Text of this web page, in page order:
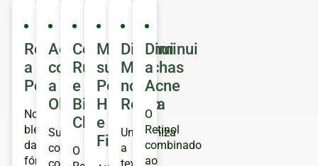
Rejuvenesce
a
Pele
No
blend
da
fórmula
Acaba
com
a
Oleosidade
Sua
composição
Combate
Rugas
e
Bigode
Chines
O
Mantém
sua
Pele
Hidratada
e
Firme
Diminui
Manchas
no
Rosto
Uniformiza
a
Diminui
a
Acne
O
Retinol
combinado
ao